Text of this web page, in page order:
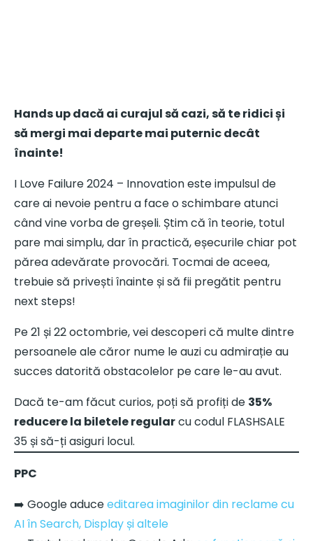
Hands up dacă ai curajul să cazi, să te ridici și
să mergi mai departe mai puternic decât
înainte!
I Love Failure 2024 – Innovation este impulsul de
care ai nevoie pentru a face o schimbare atunci
când vine vorba de greșeli. Știm că în teorie, totul
pare mai simplu, dar în practică, eșecurile chiar pot
părea adevărate provocări. Tocmai de aceea,
trebuie să privești înainte și să fii pregătit pentru
next steps!
Pe 21 și 22 octombrie, vei descoperi că multe dintre
persoanele ale căror nume le auzi cu admirație au
succes datorită obstacolelor pe care le-au avut.
Dacă te-am făcut curios, poți să profiți de 35%
reducere la biletele regularcu codul FLASHSALE
35 și să-ți asiguri locul.
PPC
➡️ Google aduceeditarea imaginilor din reclame cu
AI în Search, Display și altele